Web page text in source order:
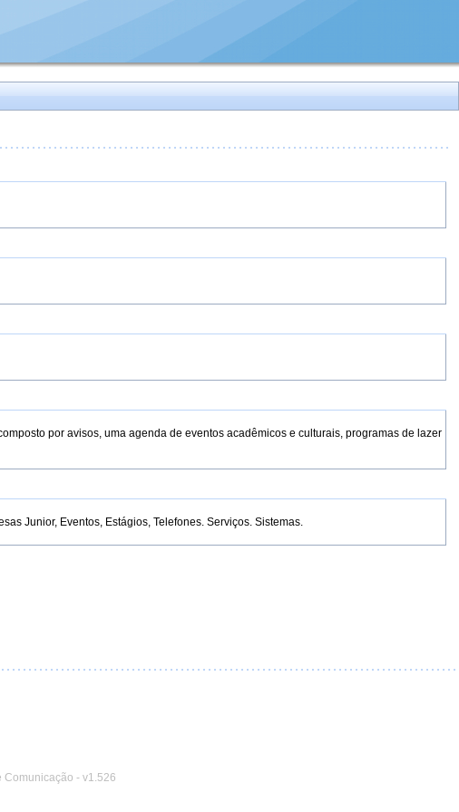
por avisos, uma agenda de eventos acadêmicos e culturais, programas de lazer
Junior, Eventos, Estágios, Telefones. Serviços. Sistemas.
Comunicação - v1.526